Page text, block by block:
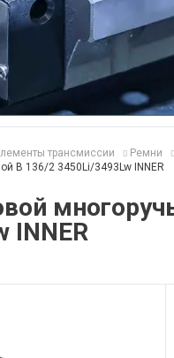
трансмиссии Ремни
B 136/2 3450Li/3493Lw INNER
INNER